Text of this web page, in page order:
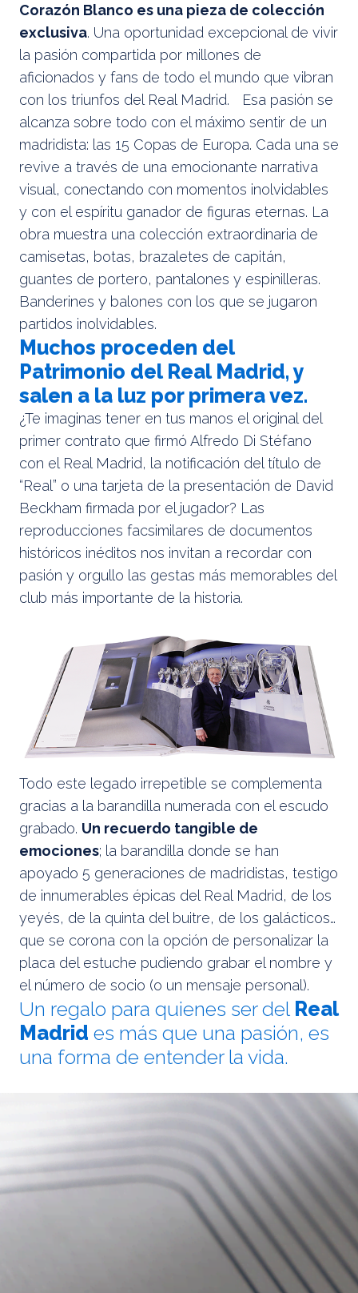
Corazón Blanco es una pieza de colección
exclusiva. Una oportunidad excepcional de vivir
la pasión compartida por millones de
aficionados y fans de todo el mundo que vibran
con los triunfos del Real Madrid. Esa pasión se
alcanza sobre todo con el máximo sentir de un
madridista: las 15 Copas de Europa. Cada una se
revive a través de una emocionante narrativa
visual, conectando con momentos inolvidables
y con el espíritu ganador de figuras eternas. La
obra muestra una colección extraordinaria de
camisetas, botas, brazaletes de capitán,
guantes de portero, pantalones y espinilleras.
Banderines y balones con los que se jugaron
partidos inolvidables.
Muchos proceden del
Patrimonio del Real Madrid, y
salen a la luz por primera vez.
¿Te imaginas tener en tus manos el original del
primer contrato que firmó Alfredo Di Stéfano
con el Real Madrid, la notificación del título de
“Real” o una tarjeta de la presentación de David
Beckham firmada por el jugador? Las
reproducciones facsimilares de documentos
históricos inéditos nos invitan a recordar con
pasión y orgullo las gestas más memorables del
club más importante de la historia.
Todo este legado irrepetible se complementa
gracias a la barandilla numerada con el escudo
grabado. Un recuerdo tangible de
emociones; la barandilla donde se han
apoyado 5 generaciones de madridistas, testigo
de innumerables épicas del Real Madrid, de los
yeyés, de la quinta del buitre, de los galácticos…
que se corona con la opción de personalizar la
placa del estuche pudiendo grabar el nombre y
el número de socio (o un mensaje personal).
Un regalo para quienes ser del Real
Madrid es más que una pasión, es
una forma de entender la vida.